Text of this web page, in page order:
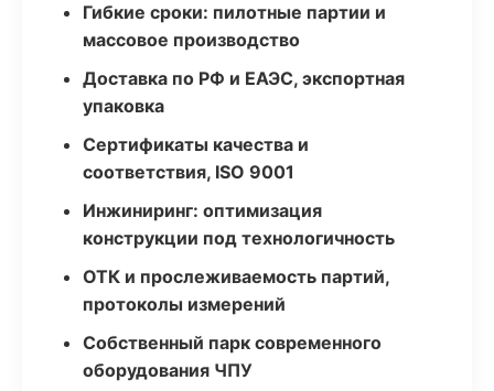
Гибкие сроки: пилотные партии и
массовое производство
Доставка по РФ и ЕАЭС, экспортная
упаковка
Сертификаты качества и
соответствия, ISO 9001
Инжиниринг: оптимизация
конструкции под технологичность
ОТК и прослеживаемость партий,
протоколы измерений
Собственный парк современного
оборудования ЧПУ